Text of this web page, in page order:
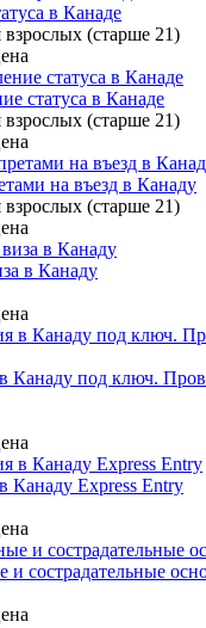
в Канаде
(старше 21)
статуса в Канаде
(старше 21)
на въезд в Канаду
(старше 21)
в Канаду
Канаду под ключ.
Канаду Express Entry
и сострадательные